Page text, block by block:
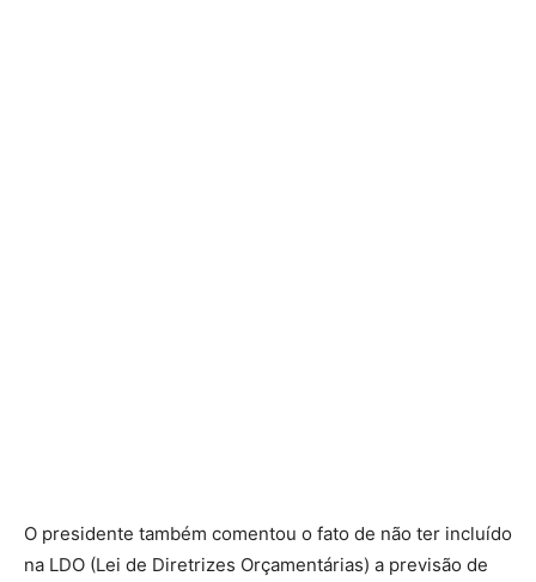
O presidente também comentou o fato de não ter incluído
na LDO (Lei de Diretrizes Orçamentárias) a previsão de